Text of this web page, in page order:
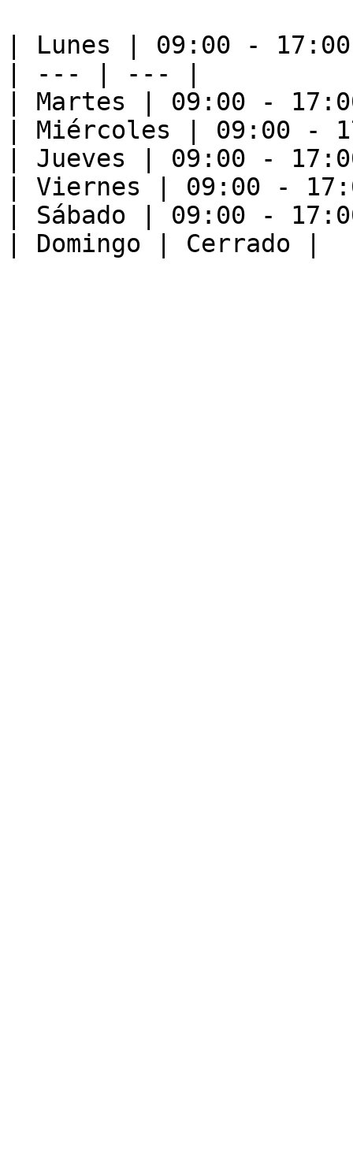
| Lunes | 09:00 -
| --- | --- |
| Martes | 09:00 -
| Miércoles | 09:00 -
| Jueves | 09:00 -
| Viernes | 09:00 -
| Sábado | 09:00 -
| Domingo | Cerrado |